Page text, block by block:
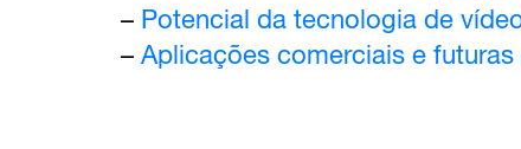
– Potencial da tecnologia de
– Aplicações comerciais e